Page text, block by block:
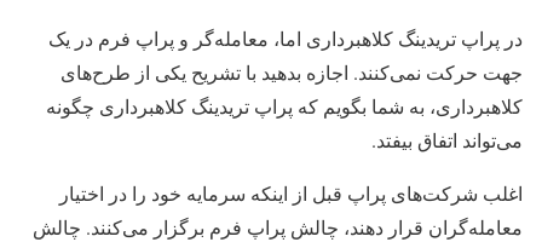
در پراپ تریدینگ کلاهبرداری اما، ‌‌معامله‌گر و پراپ فرم در یک
جهت حرکت نمی‌کنند. اجازه بدهید با تشریح یکی از طرح‌‌های
کلاهبرداری، به شما بگویم که پراپ تریدینگ کلاهبرداری چگونه
می‌تواند اتفاق بیفتد.
اغلب شرکت‌‌های پراپ قبل از اینکه سرمایه خود را در اختیار
‌‌معامله‌گران قرار دهند، چالش پراپ فرم برگزار می‌کنند. چالش